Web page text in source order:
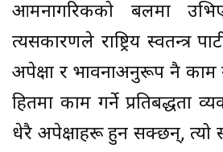
आमनागरिकको बलमा
त्यसकारणले राष्ट्रिय स्वतन्त्र
अपेक्षा र भावनाअनुरूप नै काम
हितमा काम गर्ने प्रतिबद्धता
धेरै अपेक्षाहरू हुन सक्छन्, त्यो